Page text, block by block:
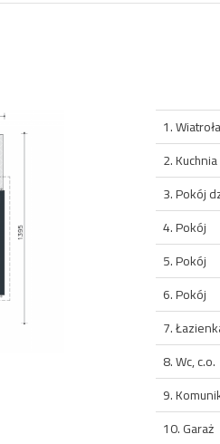
1.
2. Kuchnia
3. Pokój
4. Pokój
5. Pokój
6. Pokój
7.
8. Wc, c.o.
9.
10. Garaż